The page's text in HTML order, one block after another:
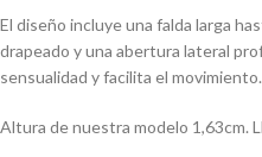
El diseño incluye una falda larga
drapeado y una abertura lateral
sensualidad y facilita el movimiento.
Altura de nuestra modelo 1,63cm.